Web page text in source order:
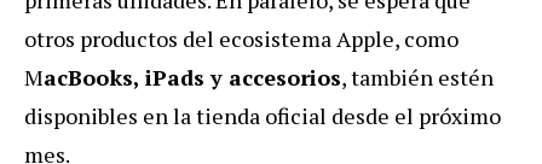
otros productos del ecosistema Apple, como
MacBooks, iPads y accesorios, también estén
disponibles en la tienda oficial desde el próximo
mes.